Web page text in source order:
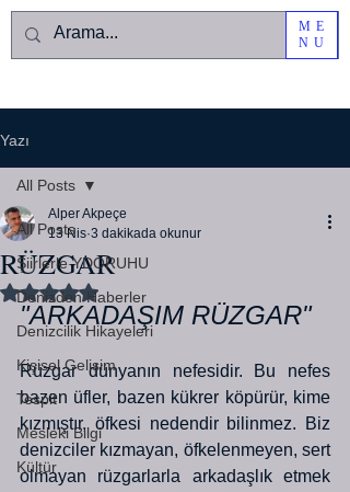
ME
NU
Yazı
All Posts
Şiirlerle YDORUHU
Denizden Haberler
Denizcilik Hikayeleri
Kişisel Gelişim
Tespit
Mesleki Bilgi
Kültür
All Posts
RÜZGAR
Alper Akpeçe
13 Nis 3 dakikada okunur
5 üzerinden NaN yıldız
"ARKADAŞIM RÜZGAR"
Rüzgar dünyanın nefesidir. Bu nefes
bazen üfler, bazen kükrer köpürür, kime
kızmıştır, öfkesi nedendir bilinmez. Biz
denizciler kızmayan, öfkelenmeyen, sert
olmayan rüzgarlarla arkadaşlık etmek